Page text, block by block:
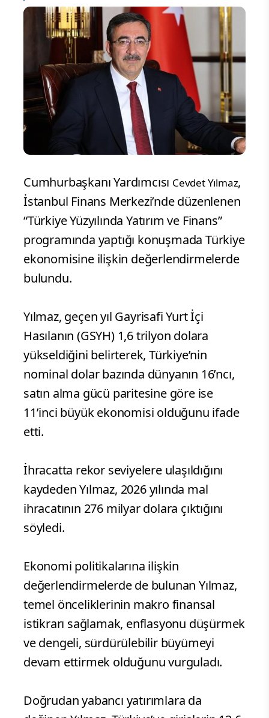
Cumhurbaşkanı Yardımcısı Cevdet Yılmaz,
İstanbul Finans Merkezi’nde düzenlenen
“Türkiye Yüzyılında Yatırım ve Finans”
programında yaptığı konuşmada Türkiye
ekonomisine ilişkin değerlendirmelerde
bulundu.
Yılmaz, geçen yıl Gayrisafi Yurt İçi
Hasılanın (GSYH) 1,6 trilyon dolara
yükseldiğini belirterek, Türkiye’nin
nominal dolar bazında dünyanın 16’ncı,
satın alma gücü paritesine göre ise
11’inci büyük ekonomisi olduğunu ifade
etti.
İhracatta rekor seviyelere ulaşıldığını
kaydeden Yılmaz, 2026 yılında mal
ihracatının 276 milyar dolara çıktığını
söyledi.
Ekonomi politikalarına ilişkin
değerlendirmelerde de bulunan Yılmaz,
temel önceliklerinin makro finansal
istikrarı sağlamak, enflasyonu düşürmek
ve dengeli, sürdürülebilir büyümeyi
devam ettirmek olduğunu vurguladı.
Doğrudan yabancı yatırımlara da